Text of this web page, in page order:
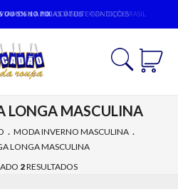
1 A 3 DIAS ÚTEIS PARA TODO BRASIL
OU 5% NO PIX CONSULTE CONDIÇÕES
LONGA MASCULINA
. MODA INVERNO MASCULINA .
LONGA MASCULINA
2RESULTADOS